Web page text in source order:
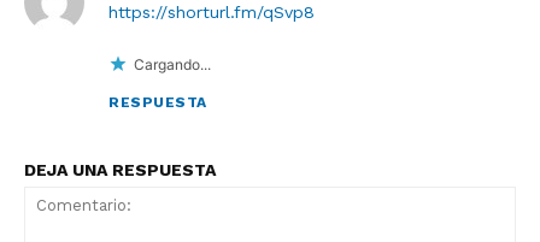
https://shorturl.fm/qSvp8
Cargando...
RESPUESTA
DEJA UNA RESPUESTA